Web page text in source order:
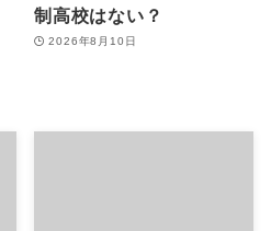
制高校はない？
2026年8月10日